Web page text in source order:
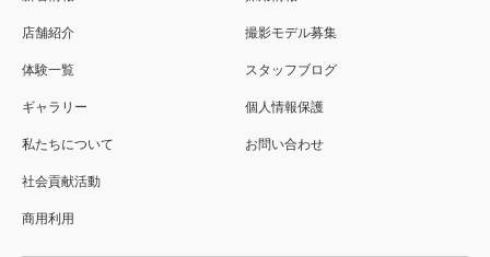
店舗紹介
体験一覧
ギャラリー
私たちについて
社会貢献活動
商用利用
撮影モデル募集
スタッフブログ
個人情報保護
お問い合わせ